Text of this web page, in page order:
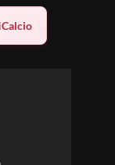
Calcio